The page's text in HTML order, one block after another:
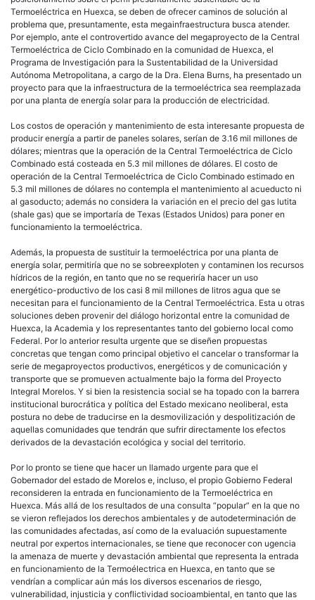
Termoeléctrica en Huexca, se deben de ofrecer caminos de solución al
problema que, presuntamente, esta megainfraestructura busca atender.
Por ejemplo, ante el controvertido avance del megaproyecto de la Central
Termoeléctrica de Ciclo Combinado en la comunidad de Huexca, el
Programa de Investigación para la Sustentabilidad de la Universidad
Autónoma Metropolitana, a cargo de la Dra. Elena Burns, ha presentado un
proyecto para que la infraestructura de la termoeléctrica sea reemplazada
por una planta de energía solar para la producción de electricidad.
Los costos de operación y mantenimiento de esta interesante propuesta de
producir energía a partir de paneles solares, serían de 3.16 mil millones de
dólares; mientras que la operación de la Central Termoeléctrica de Ciclo
Combinado está costeada en 5.3 mil millones de dólares. El costo de
operación de la Central Termoeléctrica de Ciclo Combinado estimado en
5.3 mil millones de dólares no contempla el mantenimiento al acueducto ni
al gasoducto; además no considera la variación en el precio del gas lutita
(shale gas) que se importaría de Texas (Estados Unidos) para poner en
funcionamiento la termoeléctrica.
Además, la propuesta de sustituir la termoeléctrica por una planta de
energía solar, permitiría que no se sobreexploten y contaminen los recursos
hídricos de la región, en tanto que no se requeriría hacer un uso
energético-productivo de los casi 8 mil millones de litros agua que se
necesitan para el funcionamiento de la Central Termoeléctrica. Esta u otras
soluciones deben provenir del diálogo horizontal entre la comunidad de
Huexca, la Academia y los representantes tanto del gobierno local como
Federal. Por lo anterior resulta urgente que se diseñen propuestas
concretas que tengan como principal objetivo el cancelar o transformar la
serie de megaproyectos productivos, energéticos y de comunicación y
transporte que se promueven actualmente bajo la forma del Proyecto
Integral Morelos. Y si bien la resistencia social se ha topado con la barrera
institucional burocrática y política del Estado mexicano neoliberal, esta
postura no debe de traducirse en la desmovilización y despolitización de
aquellas comunidades que tendrán que sufrir directamente los efectos
derivados de la devastación ecológica y social del territorio.
Por lo pronto se tiene que hacer un llamado urgente para que el
Gobernador del estado de Morelos e, incluso, el propio Gobierno Federal
reconsideren la entrada en funcionamiento de la Termoeléctrica en
Huexca. Más allá de los resultados de una consulta “popular” en la que no
se vieron reflejados los derechos ambientales y de autodeterminación de
las comunidades afectadas, así como de la evaluación supuestamente
neutral por expertos internacionales, se tiene que reconocer con ugencia
la amenaza de muerte y devastación ambiental que representa la entrada
en funcionamiento de la Termoélectrica en Huexca, en tanto que se
vendrían a complicar aún más los diversos escenarios de riesgo,
vulnerabilidad, injusticia y conflictividad socioambiental, en tanto que las